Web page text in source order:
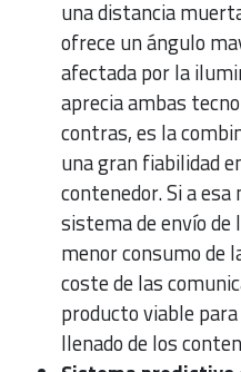
una distancia
ofrece un ángulo
afectada por la
aprecia ambas
contras, es la
una gran fiabilidad
contenedor. Si a
sistema de envío
menor consumo de
coste de las
producto viable
llenado de los